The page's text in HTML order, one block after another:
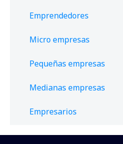
Emprendedores
Micro empresas
Pequeñas empresas
Medianas empresas
Empresarios